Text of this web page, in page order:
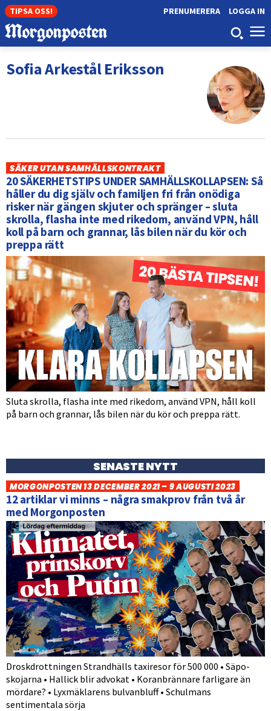
TIPSA OSS! LOGGA IN
PRENUMERERA
Sofia Arkestål Eriksson
SÄKER UTAN SAMHÄLLSKONTRAKT
20 SÄKERHETSTIPS UNDER SAMHÄLLSKOLLAPSEN: Så
håller du dig själv och familjen fri från onödiga
risker när gängen skjuter och spränger – sluta
skrolla, flasha inte med rikedom, använd VPN, håll
koll på barn och grannar, lås bilen när du kör och
preppa rätt
Sluta skrolla, flasha inte med rikedom, använd VPN, håll koll
på barn och grannar, lås bilen när du kör och preppa rätt.
SENASTE NYTT
MORGONPOSTEN 13 DECEMBER 2021 – 9 AUGUSTI 2023
12 artiklar vi minns – några smakprov från två år
med Morgonposten
Droskdrottningen Strandhälls taxiresor för 500 000 • Säpo-
skojarna • Hallick blir advokat • Koranbrännare farligare än
mördare? • Lyxmäklarens bulvanbluff • Schulmans
sentimentala sörja